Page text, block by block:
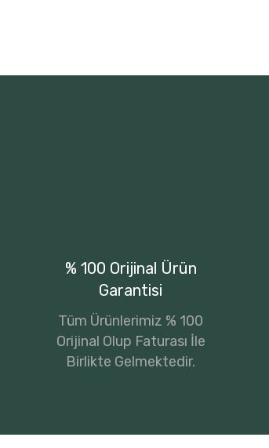
% 100 Orijinal Ürün
Garantisi
Tüm Ürünlerimiz % 100
Orijinal Olup Faturası İle
Birlikte Gelmektedir.